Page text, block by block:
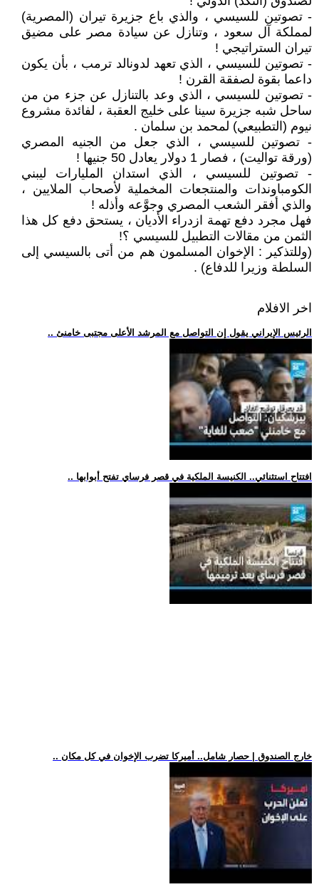
- تصوتين للسيسي ، والذي باع جزيرة تيران (المصرية)
لمملكة آل سعود ، وتنازل عن سيادة مصر على مضيق
تيران الستراتيجي !
- تصوتين للسيسي ، الذي تعهد لدونالد ترمب ، بأن يكون
داعما بقوة لصفقة القرن !
- تصوتين للسيسي ، الذي وعد بالتنازل عن جزء من من
ساحل شبه جزيرة سينا على خليج العقبة ، لفائدة مشروع
نيوم (التطبيعي) لمحمد بن سلمان .
- تصوتين للسيسي ، الذي جعل من الجنيه المصري
(ورقة تواليت) ، فصار 1 دولار يعادل 50 جنيها !
- تصوتين للسيسي ، الذي استدان المليارات ليبني
الكومباوندات والمنتجعات المخملية لأصحاب الملايين ،
والذي أفقر الشعب المصري وجوَّعه وأذله !
فهل مجرد دفع تهمة ازدراء الأديان ، يستحق دفع كل هذا
الثمن من مقالات التطبيل للسيسي ؟!
(وللتذكير : الإخوان المسلمون هم من أتى بالسيسي إلى
السلطة وزيرا للدفاع) .
اخر الافلام
.. الرئيس الإيراني يقول إن التواصل مع المرشد الأعلى مجتبى خامنئ
.. افتتاح استثنائي.. الكنيسة الملكية في قصر فرساي تفتح أبوابها
.. خارج الصندوق | حصار شامل.. أميركا تضرب الإخوان في كل مكان